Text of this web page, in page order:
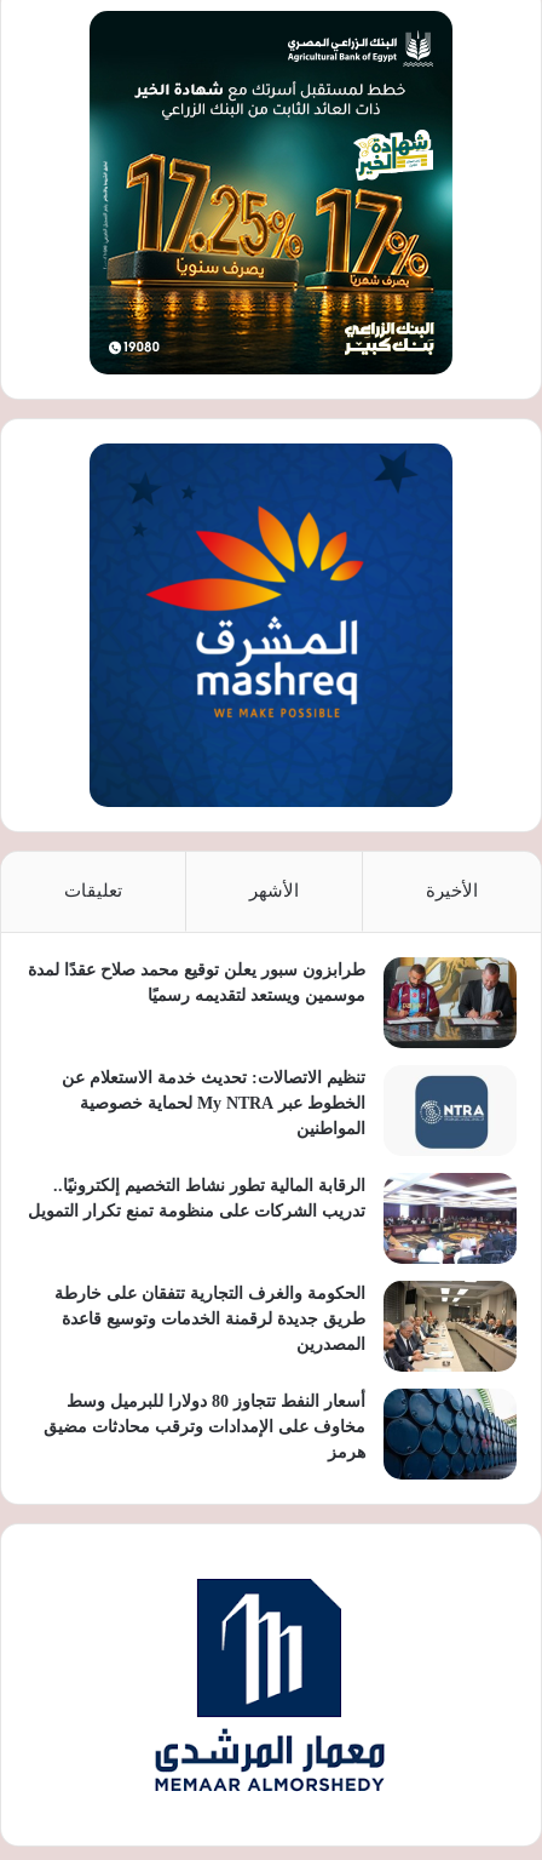
الأخيرة الأشهر تعليقات
طرابزون سبور يعلن توقيع محمد صلاح عقدًا لمدة
موسمين ويستعد لتقديمه رسميًا
تنظيم الاتصالات: تحديث خدمة الاستعلام عن
الخطوط عبر My NTRA لحماية خصوصية
المواطنين
الرقابة المالية تطور نشاط التخصيم إلكترونيًا..
تدريب الشركات على منظومة تمنع تكرار التمويل
الحكومة والغرف التجارية تتفقان على خارطة
طريق جديدة لرقمنة الخدمات وتوسيع قاعدة
المصدرين
أسعار النفط تتجاوز 80 دولارا للبرميل وسط
مخاوف على الإمدادات وترقب محادثات مضيق
هرمز